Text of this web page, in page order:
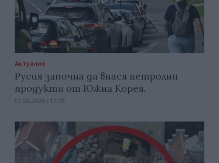
Актуално
Русия започна да внася петролни
продукти от Южна Корея.
07.08.2026 / 17:05